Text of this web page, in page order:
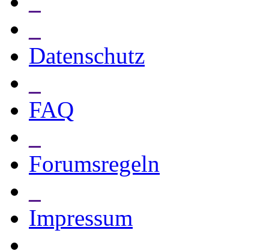
Datenschutz
FAQ
Forumsregeln
Impressum